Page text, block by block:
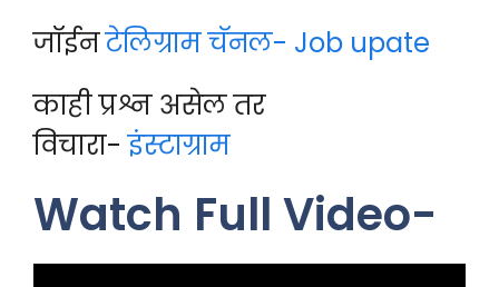
जॉईनटेलिग्राम चॅनल- Job upate
काही प्रश्न असेल तर
विचारा-इंस्टाग्राम
Watch Full Video-